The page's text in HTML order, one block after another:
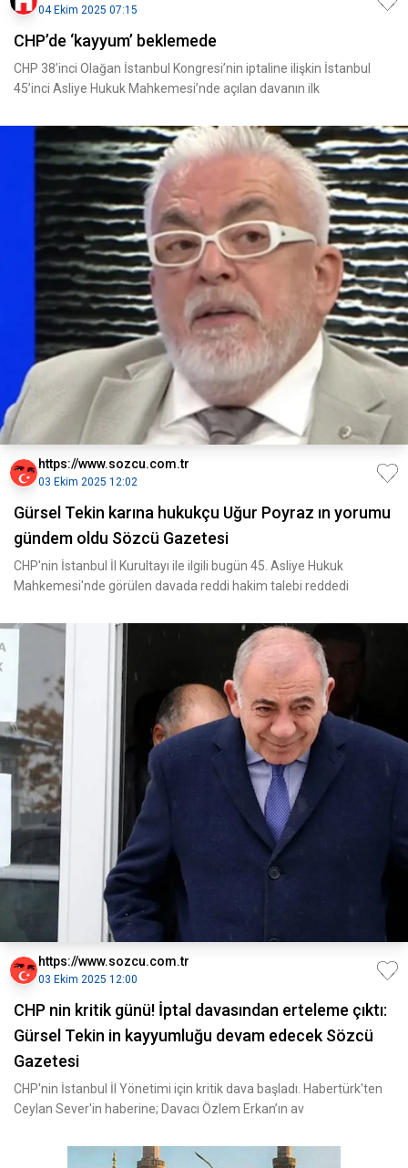
04 Ekim 2025 07:15
CHP’de ‘kayyum’ beklemede
CHP 38’inci Olağan İstanbul Kongresi’nin iptaline ilişkin İstanbul
45’inci Asliye Hukuk Mahkemesi’nde açılan davanın ilk
https://www.sozcu.com.tr
03 Ekim 2025 12:02
Gürsel Tekin karına hukukçu Uğur Poyraz ın yorumu
gündem oldu Sözcü Gazetesi
CHP'nin İstanbul İl Kurultayı ile ilgili bugün 45. Asliye Hukuk
Mahkemesi'nde görülen davada reddi hakim talebi reddedi
https://www.sozcu.com.tr
03 Ekim 2025 12:00
CHP nin kritik günü! İptal davasından erteleme çıktı:
Gürsel Tekin in kayyumluğu devam edecek Sözcü
Gazetesi
CHP'nin İstanbul İl Yönetimi için kritik dava başladı. Habertürk'ten
Ceylan Sever'in haberine; Davacı Özlem Erkan’ın av